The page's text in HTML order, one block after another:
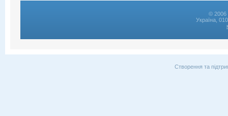
© 2006
Україна,
Створення та